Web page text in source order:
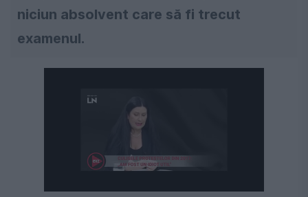
niciun absolvent care să fi trecut
examenul.